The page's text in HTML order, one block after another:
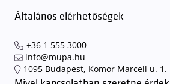
Általános elérhetőségek
+36 1 555 3000
info@mupa.hu
1095 Budapest, Komor Marcell u. 1.